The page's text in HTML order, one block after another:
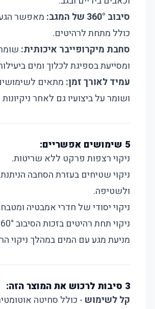
סיבוב 360° של המגב:
מאפשר
כולל מתחת לרהיטים.
סחבת מיקרופייבר איכותית:
ומסייעת בספיגת לכלוך ומים
עמיד לאורך זמן: מתאים
ושומר על ביצועיו גם לאחר
5 שימושים אפשריים:
ניקוי רצפות פרקט ללא שריטות.
ניקוי שטיחים בעזרת הסחבה
ולשטיפה.
ניקוי יסודי של חדרי אמבטיה
ניקוי תחת רהיטים בזכות הסיבוב 360°.
מניעת מגע עם המים במהלך ניקוי
3 סיבות לרכוש את המוצר הזה:
קל לשימוש - כולל סחיטה